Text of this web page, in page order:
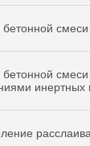
инертных
вопросы